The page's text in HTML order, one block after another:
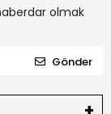
olmak
Gönder